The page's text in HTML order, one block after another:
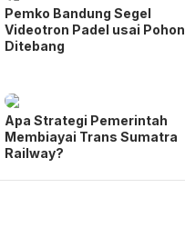
Pemko Bandung Segel
Videotron Padel usai Pohon
Ditebang
Apa Strategi Pemerintah
Membiayai Trans Sumatra
Railway?